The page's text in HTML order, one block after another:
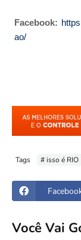
Facebook:
ao/
Tags # isso é RIO
Você Vai